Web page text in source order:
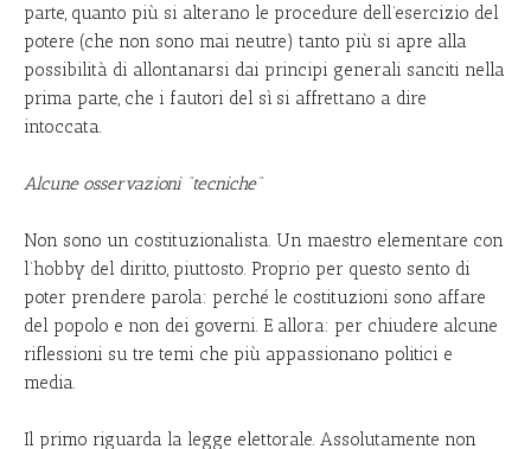
parte, quanto più si alterano le procedure dell’esercizio del
potere (che non sono mai neutre) tanto più si apre alla
possibilità di allontanarsi dai principi generali sanciti nella
prima parte, che i fautori del sì si affrettano a dire
intoccata.
Alcune osservazioni “tecniche”
Non sono un costituzionalista. Un maestro elementare con
l’hobby del diritto, piuttosto. Proprio per questo sento di
poter prendere parola: perché le costituzioni sono affare
del popolo e non dei governi. E allora: per chiudere alcune
riflessioni su tre temi che più appassionano politici e
media.
Il primo riguarda la legge elettorale. Assolutamente non